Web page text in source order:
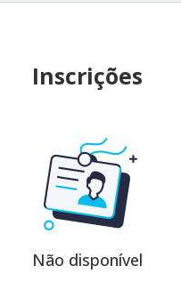
Inscrições
Não disponível